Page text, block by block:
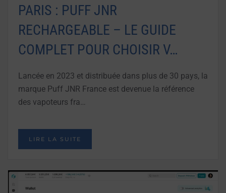
PARIS : PUFF JNR
RECHARGEABLE – LE GUIDE
COMPLET POUR CHOISIR V…
Lancée en 2023 et distribuée dans plus de 30 pays, la
marque Puff JNR France est devenue la référence
des vapoteurs fra…
LIRE LA SUITE